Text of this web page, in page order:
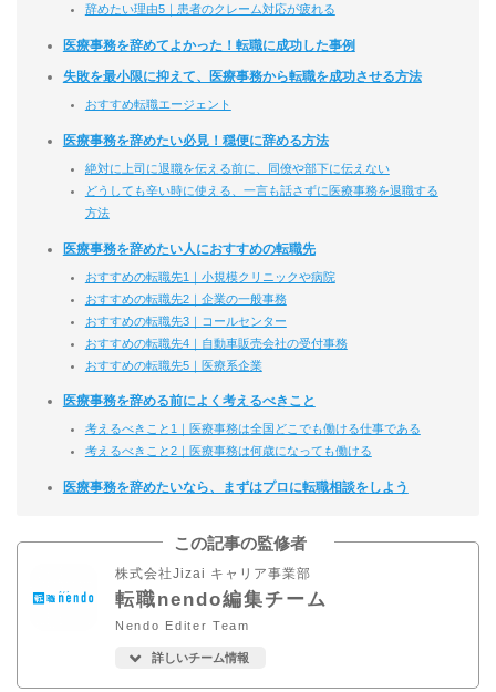
辞めたい理由5｜患者のクレーム対応が疲れる
医療事務を辞めてよかった！転職に成功した事例
失敗を最小限に抑えて、医療事務から転職を成功させる方法
おすすめ転職エージェント
医療事務を辞めたい必見！穏便に辞める方法
絶対に上司に退職を伝える前に、同僚や部下に伝えない
どうしても辛い時に使える、一言も話さずに医療事務を退職する
方法
医療事務を辞めたい人におすすめの転職先
おすすめの転職先1｜小規模クリニックや病院
おすすめの転職先2｜企業の一般事務
おすすめの転職先3｜コールセンター
おすすめの転職先4｜自動車販売会社の受付事務
おすすめの転職先5｜医療系企業
医療事務を辞める前によく考えるべきこと
考えるべきこと1｜医療事務は全国どこでも働ける仕事である
考えるべきこと2｜医療事務は何歳になっても働ける
医療事務を辞めたいなら、まずはプロに転職相談をしよう
この記事の監修者
株式会社Jizai キャリア事業部
転職nendo編集チーム
Nendo Editer Team
詳しいチーム情報